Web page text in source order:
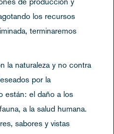
los recursos
terminaremos
la naturaleza y no contra
por la
están: el daño a los
a la salud humana.
sabores y vistas